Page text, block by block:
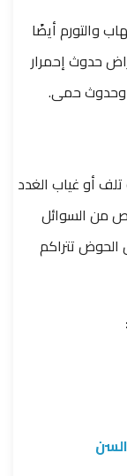
والتورم أيضًا
حدوث إحمرار
وحدوث حمى.
أو غياب الغدد
من السوائل
الحوض تتراكم